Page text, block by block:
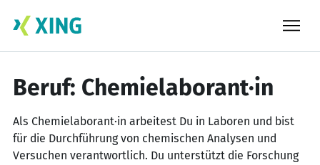
Beruf: Chemielaborant·in
Als Chemielaborant·in arbeitest Du in Laboren und bist
für die Durchführung von chemischen Analysen und
Versuchen verantwortlich. Du unterstützt die Forschung